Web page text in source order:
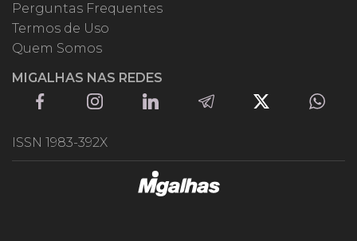
Perguntas Frequentes
Termos de Uso
Quem Somos
MIGALHAS NAS REDES
ISSN 1983-392X